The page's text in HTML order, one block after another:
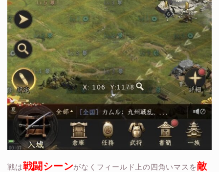
戦は戦闘シーンがなくフィールド上の四角いマスを敵